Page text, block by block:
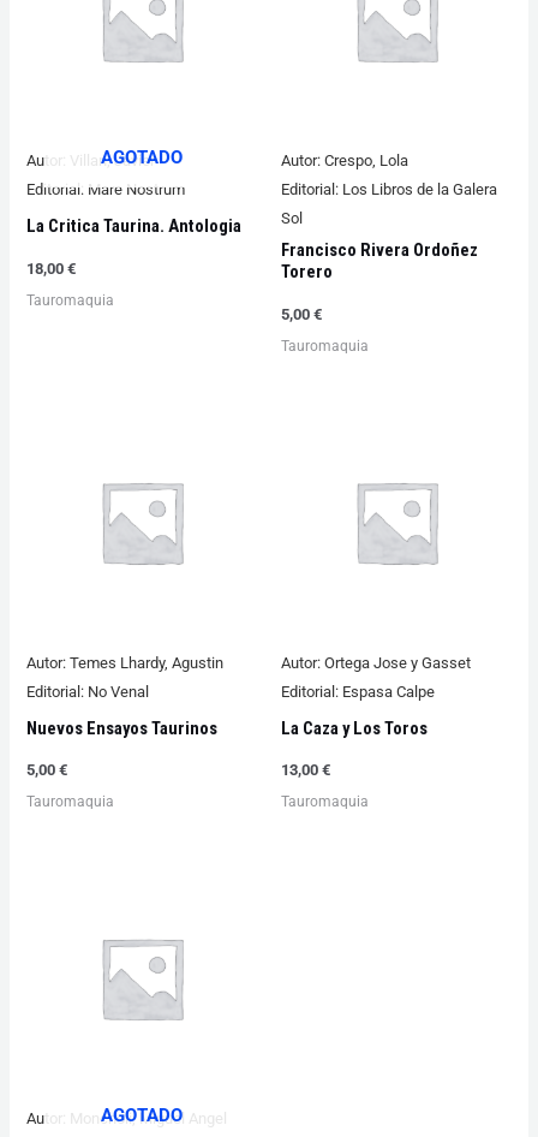
AGOTADO
Autor: Villan, Javier
Editorial: Mare Nostrum
La Critica Taurina. Antologia
18,00€
Tauromaquia
Autor: Crespo, Lola
Editorial: Los Libros de la Galera
Sol
Francisco Rivera Ordoñez
Torero
5,00 €
Tauromaquia
Autor: Temes Lhardy, Agustin
Editorial: No Venal
Nuevos Ensayos Taurinos
5,00€
Tauromaquia
Autor: Ortega Jose y Gasset
Editorial: Espasa Calpe
La Caza y Los Toros
13,00 €
Tauromaquia
AGOTADO
Autor: Moncholi, Miguel Angel